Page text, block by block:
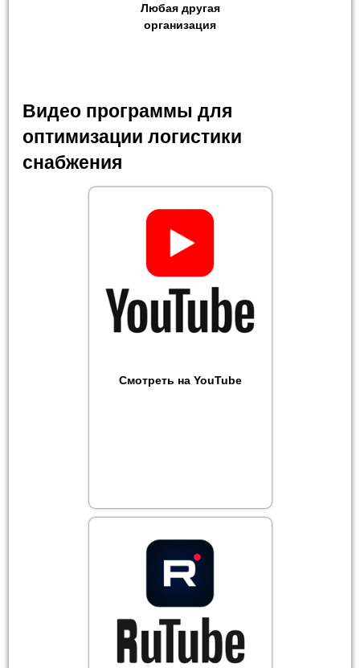
Любая другая
организация
Видео программы для
оптимизации логистики
снабжения
Смотреть на YouTube